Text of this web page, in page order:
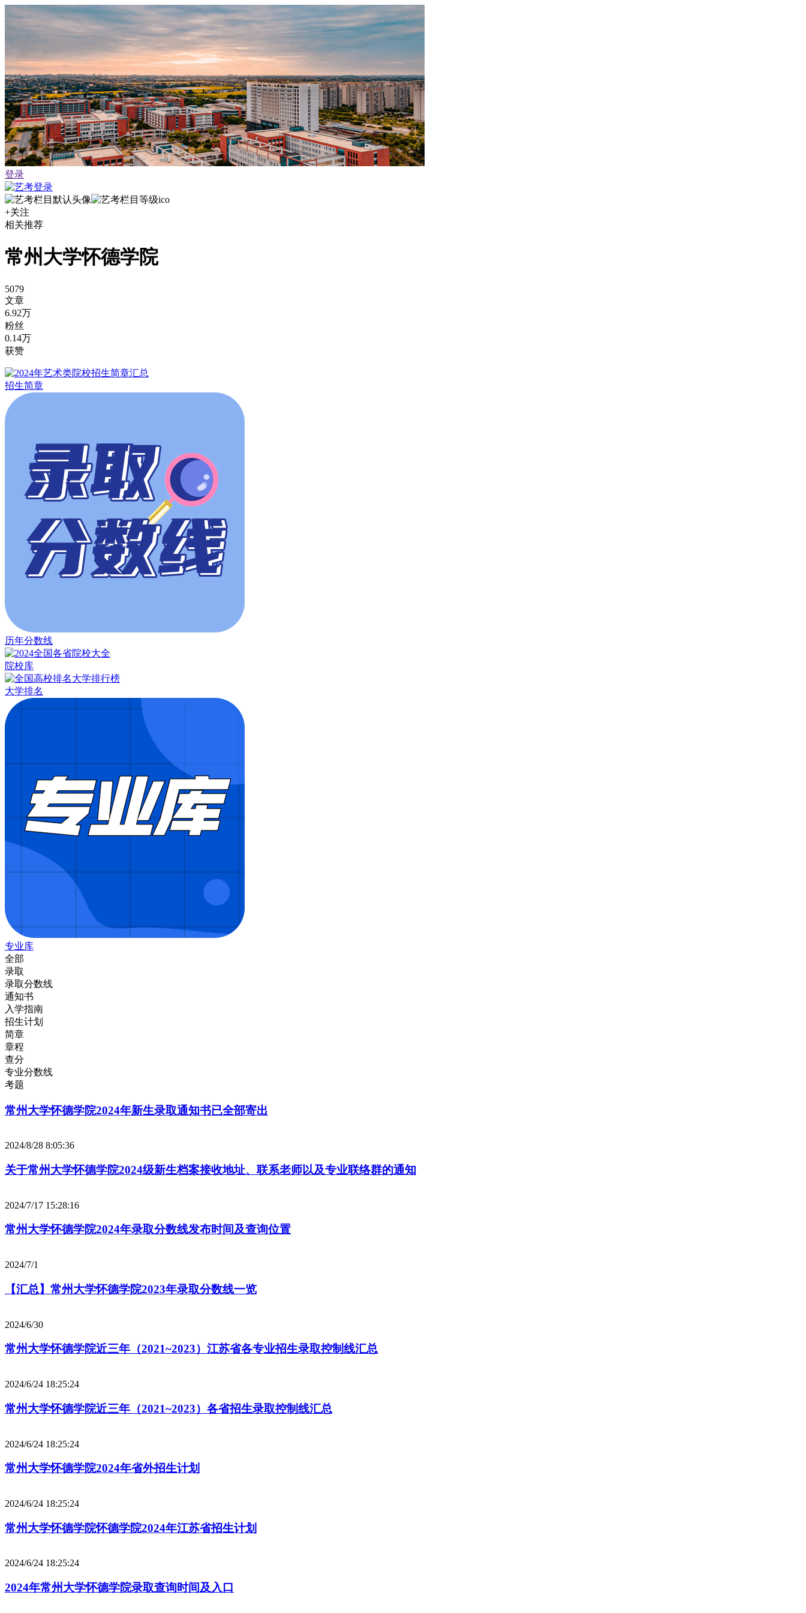
登录
+关注
相关推荐
常州大学怀德学院
5079
文章
6.92万
粉丝
0.14万
获赞
招生简章
历年分数线
院校库
大学排名
专业库
全部
录取
录取分数线
通知书
入学指南
招生计划
简章
章程
查分
专业分数线
考题
常州大学怀德学院2024年新生录取通知书已全部寄出
2024/8/28 8:05:36
关于常州大学怀德学院2024级新生档案接收地址、联系老师以及专业联络群的通知
2024/7/17 15:28:16
常州大学怀德学院2024年录取分数线发布时间及查询位置
2024/7/1
【汇总】常州大学怀德学院2023年录取分数线一览
2024/6/30
常州大学怀德学院近三年（2021~2023）江苏省各专业招生录取控制线汇总
2024/6/24 18:25:24
常州大学怀德学院近三年（2021~2023）各省招生录取控制线汇总
2024/6/24 18:25:24
常州大学怀德学院2024年省外招生计划
2024/6/24 18:25:24
常州大学怀德学院怀德学院2024年江苏省招生计划
2024/6/24 18:25:24
2024年常州大学怀德学院录取查询时间及入口